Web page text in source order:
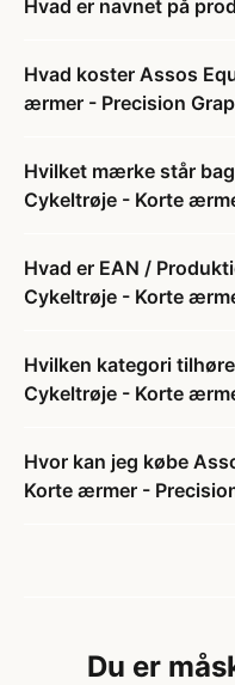
Hvad er navnet på
Hvad koster Assos
ærmer - Precision
Hvilket mærke står
Cykeltrøje - Korte
Hvad er EAN /
Cykeltrøje - Korte
Hvilken kategori
Cykeltrøje - Korte
Hvor kan jeg købe
Korte ærmer -
Du er